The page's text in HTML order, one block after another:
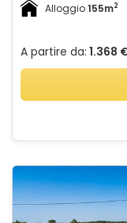
Alloggio155m2
A partire da: 1.368